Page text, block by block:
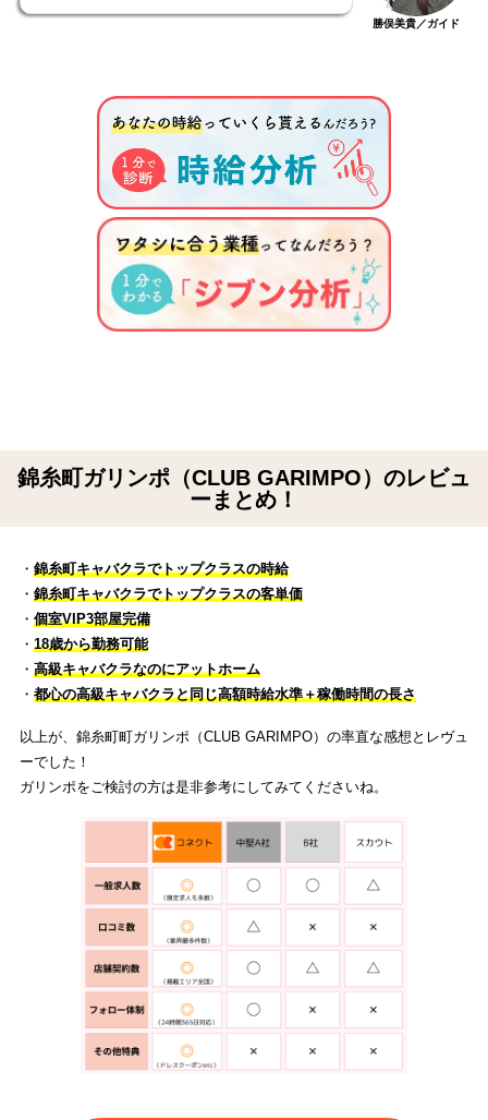
勝俣美貴／ガイド
錦糸町ガリンポ（CLUB GARIMPO）のレビュ
ーまとめ！
・ 錦糸町キャバクラでトップクラスの時給
・ 錦糸町キャバクラでトップクラスの客単価
・ 個室VIP3部屋完備
・ 18歳から勤務可能
・ 高級キャバクラなのにアットホーム
・ 都心の高級キャバクラと同じ高額時給水準＋稼働時間の長さ
以上が、錦糸町町ガリンポ（CLUB GARIMPO）の率直な感想とレヴュ
ーでした！
ガリンポをご検討の方は是非参考にしてみてくださいね。